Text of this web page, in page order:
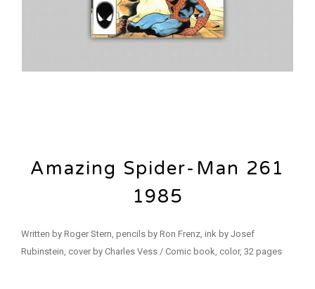
Amazing Spider-Man 261
1985
Written by Roger Stern, pencils by Ron Frenz, ink by Josef
Rubinstein, cover by Charles Vess / Comic book, color, 32 pages